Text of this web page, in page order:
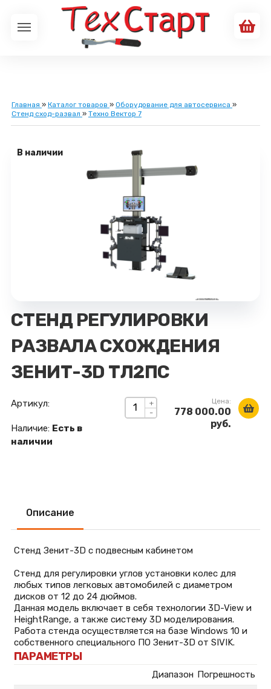
Главная » Каталог товаров » Оборудование для автосервиса »
Стенд сход-развал » Техно Вектор 7
В наличии
СТЕНД РЕГУЛИРОВКИ
РАЗВАЛА СХОЖДЕНИЯ
ЗЕНИТ-3D ТЛ2ПС
+
-
Цена:
778 000.00
руб.
Артикул:
Наличие: Есть в
наличии
Описание
Стенд Зенит-3D с подвесным кабинетом
Стенд для регулировки углов установки колес для
любых типов легковых автомобилей с диаметром
дисков от 12 до 24 дюймов.
Данная модель включает в себя технологии 3D-View и
HeightRange, а также систему 3D моделирования.
Работа стенда осуществляется на базе Windows 10 и
собственного специального ПО Зенит-3D от SIVIK.
ПАРАМЕТРЫ
Диапазон Погрешность